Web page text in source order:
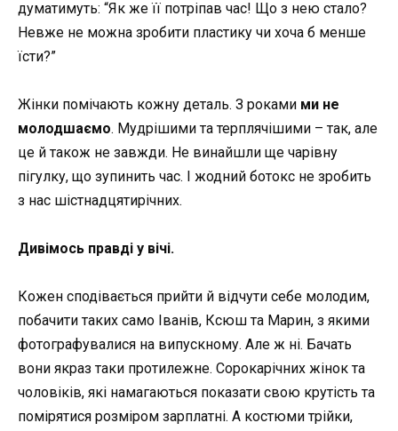
думатимуть: “Як же її потріпав час! Що з нею стало?
Невже не можна зробити пластику чи хоча б менше
їсти?”
Жінки помічають кожну деталь. З роками ми не
молодшаємо. Мудрішими та терплячішими – так, але
це й також не завжди. Не винайшли ще чарівну
пігулку, що зупинить час. І жодний ботокс не зробить
з нас шістнадцятирічних.
Дивімось правді у вічі.
Кожен сподівається прийти й відчути себе молодим,
побачити таких само Іванів, Ксюш та Марин, з якими
фотографувалися на випускному. Але ж ні. Бачать
вони якраз таки протилежне. Сорокарічних жінок та
чоловіків, які намагаються показати свою крутість та
помірятися розміром зарплатні. А костюми трійки,